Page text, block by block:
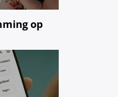
op